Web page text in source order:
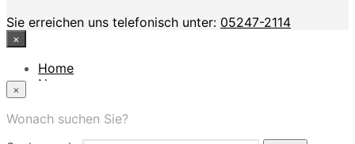
Sie erreichen uns telefonisch unter: 05247-2114
×
Home
News
App
×
Wonach suchen Sie?